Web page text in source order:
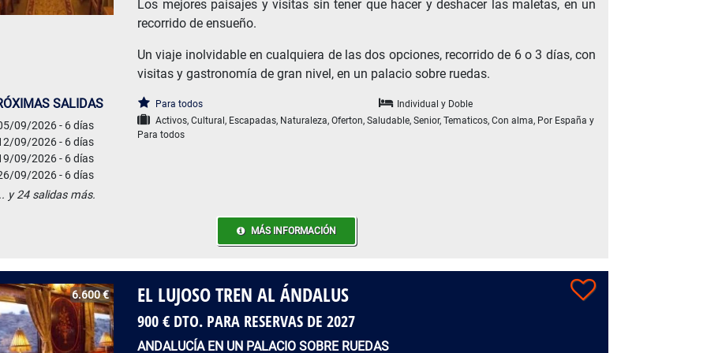
Los mejores paisajes y visitas sin tener que hacer y deshacer las maletas, en un
recorrido de ensueño.
Un viaje inolvidable en cualquiera de las dos opciones, recorrido de 6 o 3 días, con
visitas y gastronomía de gran nivel, en un palacio sobre ruedas.
Para todos
Individual y Doble
Activos, Cultural, Escapadas, Naturaleza, Oferton, Saludable, Senior, Tematicos, Con alma, Por España y
Para todos
SALIDAS
09/2026 - 6 días
09/2026 - 6 días
09/2026 - 6 días
09/2026 - 6 días
y 24 salidas más.
MÁS INFORMACIÓN
6.600 € EL LUJOSO TREN AL ÁNDALUS
900 € DTO. PARA RESERVAS DE 2027
ANDALUCÍA EN UN PALACIO SOBRE RUEDAS